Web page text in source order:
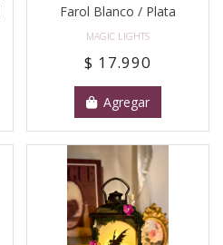
Farol Blanco / Plata
MAGIC LIGHTS
$ 17.990
Agregar